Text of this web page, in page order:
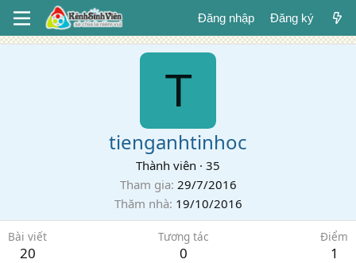
Đăng nhập Đăng ký
T
tienganhtinhoc
Thành viên · 35
Tham gia 29/7/2016
Thăm nhà 19/10/2016
Bài viết
20
Tương tác
0
Điểm
1